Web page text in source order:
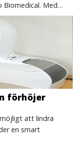
Biomedical. Med…
förhöjer
att lindra
en smart